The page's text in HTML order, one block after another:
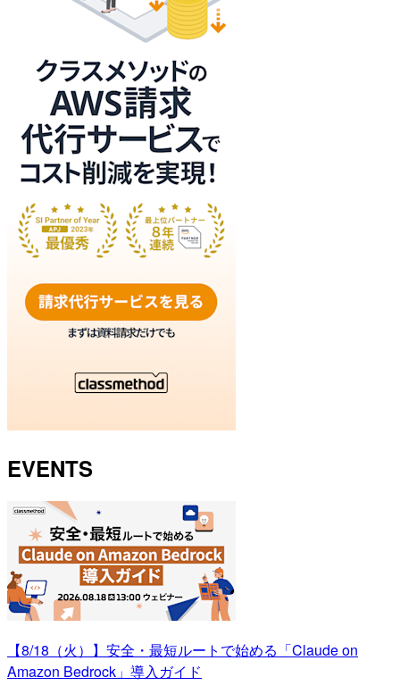
EVENTS
【8/18（火）】安全・最短ルートで始める「Claude on
Amazon Bedrock」導入ガイド